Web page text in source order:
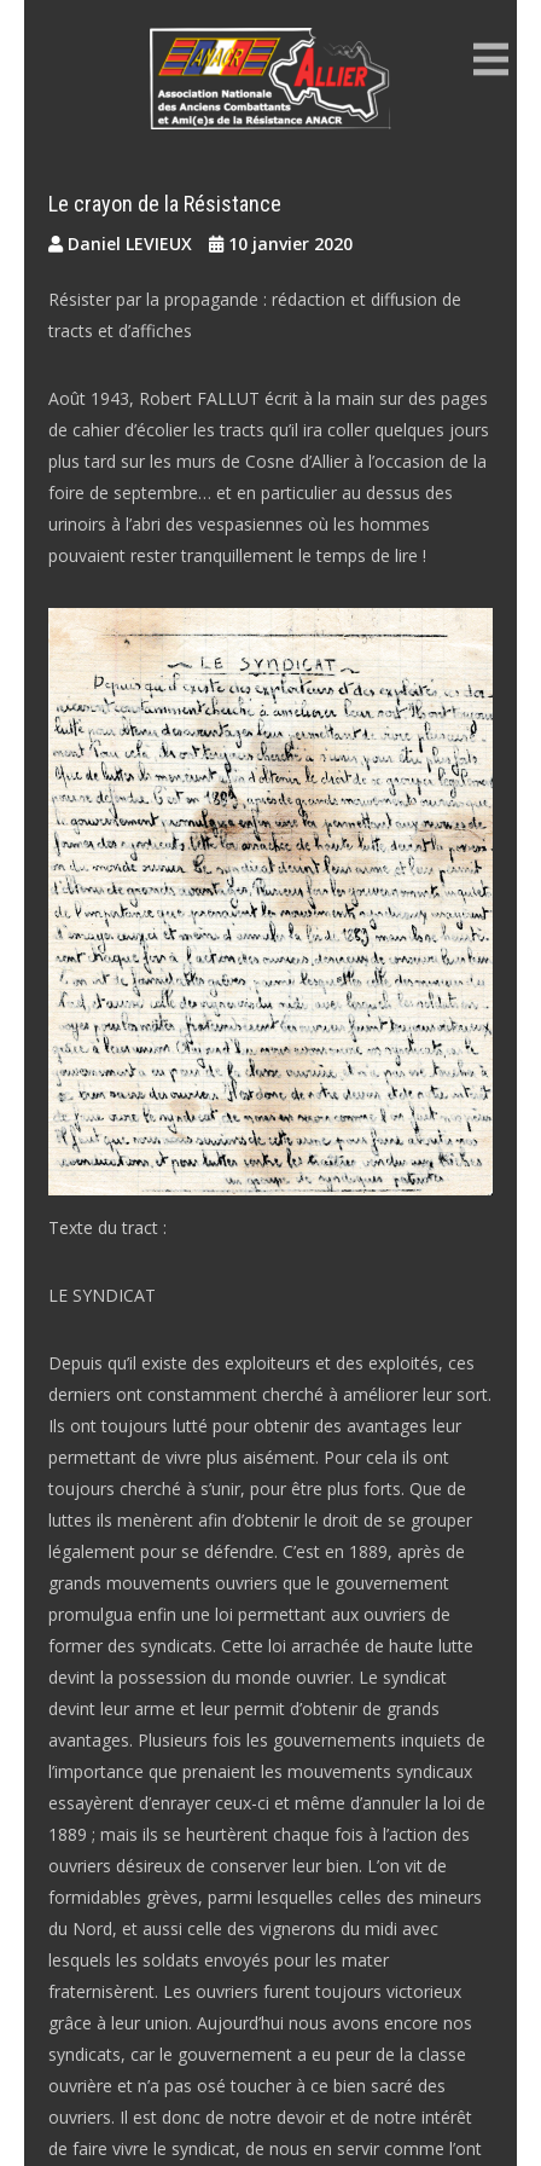
Le crayon de la Résistance
Daniel LEVIEUX 10 janvier 2020
Résister par la propagande : rédaction et diffusion de
tracts et d’affiches
Août 1943, Robert FALLUT écrit à la main sur des pages
de cahier d’écolier les tracts qu’il ira coller quelques jours
plus tard sur les murs de Cosne d’Allier à l’occasion de la
foire de septembre… et en particulier au dessus des
urinoirs à l’abri des vespasiennes où les hommes
pouvaient rester tranquillement le temps de lire !
Texte du tract :
LE SYNDICAT
Depuis qu’il existe des exploiteurs et des exploités, ces
derniers ont constamment cherché à améliorer leur sort.
Ils ont toujours lutté pour obtenir des avantages leur
permettant de vivre plus aisément. Pour cela ils ont
toujours cherché à s’unir, pour être plus forts. Que de
luttes ils menèrent afin d’obtenir le droit de se grouper
légalement pour se défendre. C’est en 1889, après de
grands mouvements ouvriers que le gouvernement
promulgua enfin une loi permettant aux ouvriers de
former des syndicats. Cette loi arrachée de haute lutte
devint la possession du monde ouvrier. Le syndicat
devint leur arme et leur permit d’obtenir de grands
avantages. Plusieurs fois les gouvernements inquiets de
l’importance que prenaient les mouvements syndicaux
essayèrent d’enrayer ceux-ci et même d’annuler la loi de
1889 ; mais ils se heurtèrent chaque fois à l’action des
ouvriers désireux de conserver leur bien. L’on vit de
formidables grèves, parmi lesquelles celles des mineurs
du Nord, et aussi celle des vignerons du midi avec
lesquels les soldats envoyés pour les mater
fraternisèrent. Les ouvriers furent toujours victorieux
grâce à leur union. Aujourd’hui nous avons encore nos
syndicats, car le gouvernement a eu peur de la classe
ouvrière et n’a pas osé toucher à ce bien sacré des
ouvriers. Il est donc de notre devoir et de notre intérêt
de faire vivre le syndicat, de nous en servir comme l’ont